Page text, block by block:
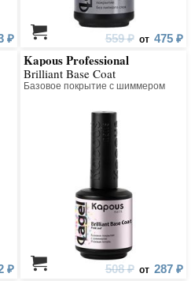
₽ 559 ₽ от 475 ₽
₽
Kapous Professional
Brilliant Base Coat
Базовое покрытие с шиммером
508 ₽ от 287 ₽